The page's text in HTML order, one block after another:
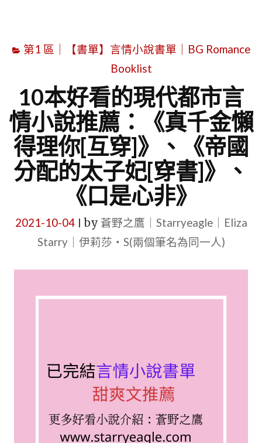
第1 區｜【書單】言情小說書單｜BG Romance
Booklist
10本好看的現代都市言
情小說推薦：《真千金懶
得理你[互穿]》、《帝國
分配的太子妃[穿書]》、
《口是心非》
2021-10-04| by 蒼野之鷹｜Starryeagle｜Eliza
Starry｜伊莉莎・S(兩個筆名為同一人)